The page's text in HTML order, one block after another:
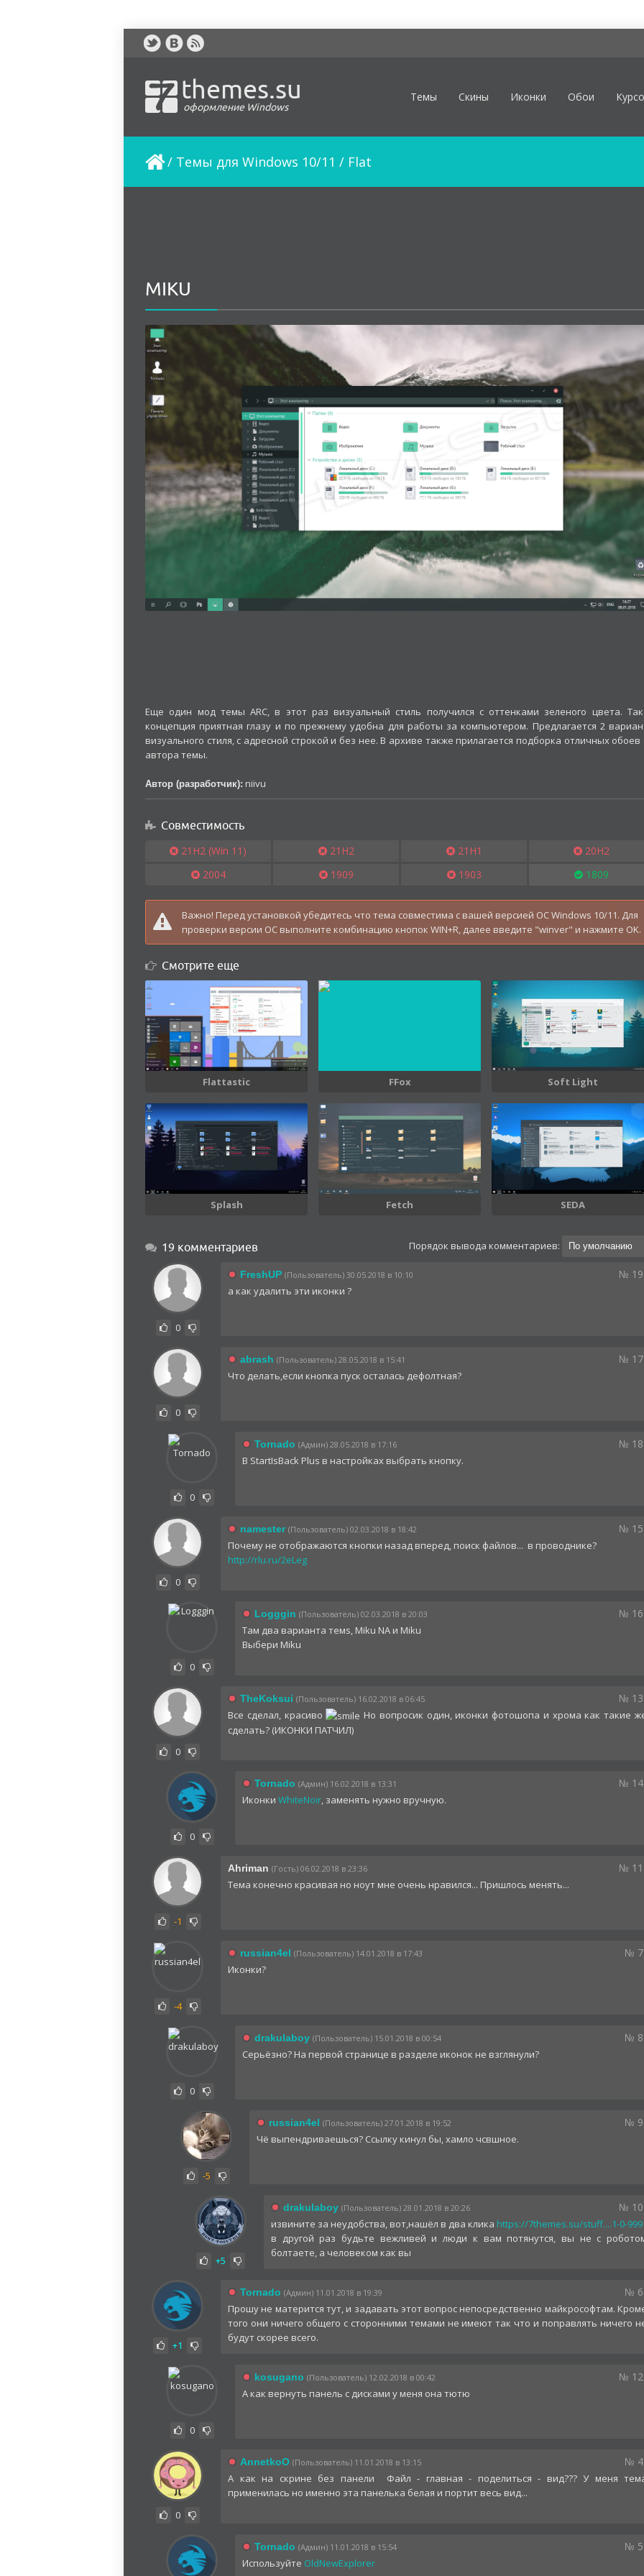
themes.su
оформление Windows
Темы Скины Иконки Обои
/ Темы для Windows 10/11 / Flat
MIKU
Еще один мод темы ARC, в этот раз визуальный стиль получился с оттенками зеленого цвета.
концепция приятная глазу и по прежнему удобна для работы за компьютером. Предлагается 2
визуального стиля, с адресной строкой и без нее. В архиве также прилагается подборка отличных обоев
автора темы.
Автор (разработчик): niivu
Совместимость
21H2 (Win 11) 21H2 21H1
20H2
2004
1909 1903
1809
1803
1709 1703
1607
1511
Важно! Перед установкой убедитесь что тема совместима с вашей версией OC Windows 10/11. Для
проверки версии ОС выполните комбинацию кнопок WIN+R, далее введите "winver" и нажмите OK.
Смотрите еще
Flattastic FFox Soft Light
Splash Fetch SEDA
19 комментариев Порядок вывода комментариев:
0
FreshUP (Пользователь) 30.05.2018 в 10:10 № 19
а как удалить эти иконки ?
0
abrash (Пользователь) 28.05.2018 в 15:41 № 17
Что делать,если кнопка пуск осталась дефолтная?
0
Tornado (Админ) 28.05.2018 в 17:16 № 18
В StartIsBack Plus в настройках выбрать кнопку.
0
namester (Пользователь) 02.03.2018 в 18:42 № 15
Почему не отображаются кнопки назад вперед, поиск файлов... в проводнике?
http://rlu.ru/2eLeg
0
Logggin (Пользователь) 02.03.2018 в 20:03 № 16
Там два варианта темs, Miku NA и Miku
Выбери Miku
0
TheKoksui (Пользователь) 16.02.2018 в 06:45 № 13
Все сделал, красиво
Но вопросик один, иконки фотошопа и хрома как такие
сделать? (ИКОНКИ ПАТЧИЛ)
0
Tornado (Админ) 16.02.2018 в 13:31 № 14
Иконки WhiteNoir , заменять нужно вручную.
-1
Ahriman (Гость) 06.02.2018 в 23:36 № 11
Тема конечно красивая но ноут мне очень нравился... Пришлось менять...
-4
russian4el (Пользователь) 14.01.2018 в 17:43 № 7
Иконки?
0
drakulaboy (Пользователь) 15.01.2018 в 00:54 № 8
Серьёзно? На первой странице в разделе иконок не взглянули?
-5
russian4el (Пользователь) 27.01.2018 в 19:52 № 9
Чё выпендриваешься? Ссылку кинул бы, хамло чсвшное.
+5
drakulaboy (Пользователь) 28.01.2018 в 20:26 № 10
извините за неудобства, вот,нашёл в два клика https://7themes.su/stuff....1-0-999
в другой раз будьте вежливей и люди к вам потянутся, вы не с
болтаете, а человеком как вы
+1
Tornado (Админ) 11.01.2018 в 19:39 № 6
Прошу не матерится тут, и задавать этот вопрос непосредственно майкрософтам.
того они ничего общего с сторонними темами не имеют так что и поправлять ничего
будут скорее всего.
0
kosugano (Пользователь) 12.02.2018 в 00:42 № 12
А как вернуть панель с дисками у меня она тютю
0
AnnetkoO (Пользователь) 11.01.2018 в 13:15 № 4
А как на скрине без панели Файл - главная - поделиться - вид??? У меня
применилась но именно эта панелька белая и портит весь вид...
Tornado (Админ) 11.01.2018 в 15:54 № 5
Используйте OldNewExplorer